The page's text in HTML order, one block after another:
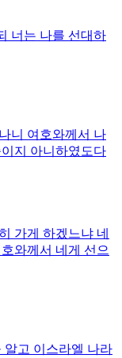
너는 나를 선대하
니 여호와께서 나
지 아니하였도다
가게 하겠느냐 네
와께서 네게 선으
알고 이스라엘 나라